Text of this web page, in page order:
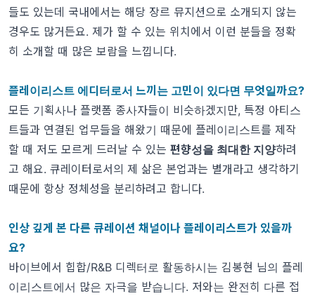
들도 있는데 국내에서는 해당 장르 뮤지션으로 소개되지 않는
경우도 많거든요. 제가 할 수 있는 위치에서 이런 분들을 정확
히 소개할 때 많은 보람을 느낍니다.
플레이리스트 에디터로서 느끼는 고민이 있다면 무엇일까요?
모든 기획사나 플랫폼 종사자들이 비슷하겠지만, 특정 아티스
트들과 연결된 업무들을 해왔기 때문에 플레이리스트를 제작
할 때 저도 모르게 드러날 수 있는 편향성을 최대한 지양하려
고 해요. 큐레이터로서의 제 삶은 본업과는 별개라고 생각하기
때문에 항상 정체성을 분리하려고 합니다.
인상 깊게 본 다른 큐레이션 채널이나 플레이리스트가 있을까
요?
바이브에서 힙합/R&B 디렉터로 활동하시는 김봉현 님의 플레
이리스트에서 많은 자극을 받습니다. 저와는 완전히 다른 접